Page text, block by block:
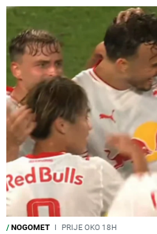
/NOGOMET I PRIJE OKO 18H